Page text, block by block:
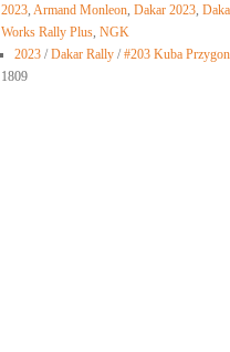
2023, Armand Monleon, Dakar 2023,
Works Rally Plus, NGK
2023 /Dakar Rally /#203 Kuba
1809